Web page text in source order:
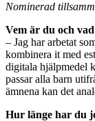
Nominerad
Vem är du och
– Jag har arbetat
kombinera it med
digitala hjälpmedel
passar alla barn
ämnena kan det
Hur länge har du